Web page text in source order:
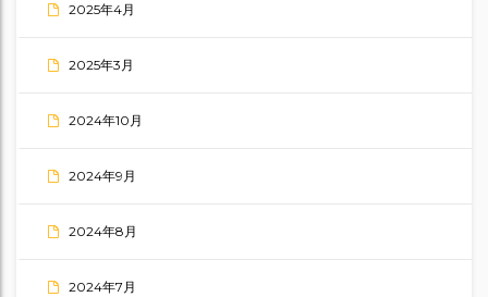
2025年4月
2025年3月
2024年10月
2024年9月
2024年8月
2024年7月